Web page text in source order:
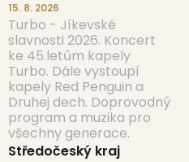
15. 8. 2026
Turbo - Jíkevské
slavnosti 2026. Koncert
ke 45.letům kapely
Turbo. Dále vystoupí
kapely Red Penguin a
Druhej dech. Doprovodný
program a muzika pro
všechny generace.
Středočeský kraj